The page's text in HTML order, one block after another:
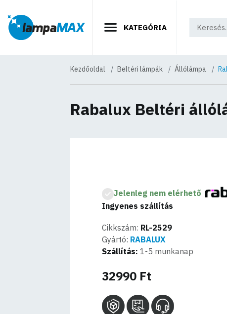
KATEGÓRIA
Kezdőoldal Beltéri lámpák Állólámpa
Rabalux Beltéri
Jelenleg nem elérhető
Ingyenes szállítás
Cikkszám: RL-2529
Gyártó: RABALUX
Szállítás: 1-5 munkanap
32990 Ft